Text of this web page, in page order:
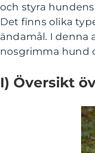
och styra
Det finns olika
ändamål. I denna
nosgrimma hund
I) Översikt